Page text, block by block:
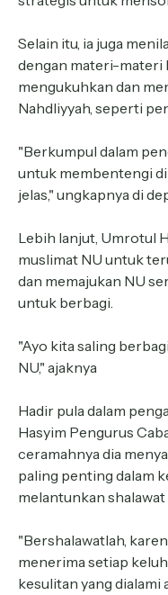
Selain itu, ia juga
dengan materi-materi
mengukuhkan dan
Nahdliyyah, seperti
"Berkumpul dalam
untuk membentengi
jelas," ungkapnya di
Lebih lanjut, Umrotul
muslimat NU untuk
dan memajukan NU
untuk berbagi.
"Ayo kita saling
NU," ajaknya
Hadir pula dalam
Hasyim Pengurus
ceramahnya dia
paling penting dalam
melantunkan shalawat
"Bershalawatlah,
menerima setiap
kesulitan yang